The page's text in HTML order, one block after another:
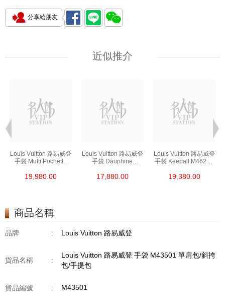
分享給朋友
近似推介
Louis Vuitton 路易威登
手袋 Multi Pochette
老花
19,980.00
Louis Vuitton 路易威登
手袋 Dauphine
17,880.00
Louis Vuitton 路易威登
手袋 Keepall M46271
19,380.00
商品名稱
品牌 : Louis Vuitton 路易威登
貨品名稱 :
Louis Vuitton 路易威登 手袋 M43501 單肩包/斜挎
包/手提包
貨品編號 : M43501